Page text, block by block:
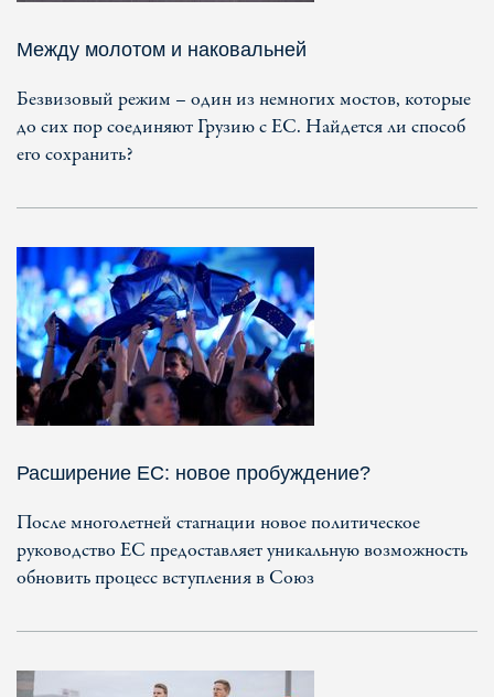
Между молотом и наковальней
Безвизовый режим – один из немногих мостов, которые
до сих пор соединяют Грузию с ЕС. Найдется ли способ
его сохранить?
Расширение ЕС: новое пробуждение?
После многолетней стагнации новое политическое
руководство ЕС предоставляет уникальную возможность
обновить процесс вступления в Союз